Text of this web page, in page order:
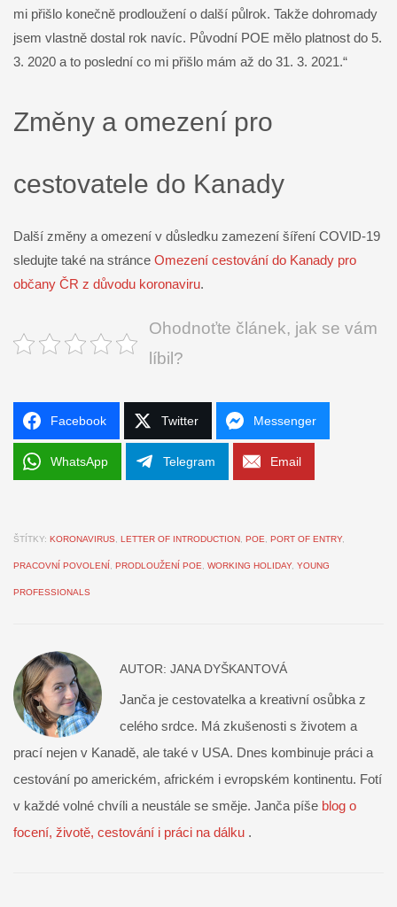
mi přišlo konečně prodloužení o další půlrok. Takže dohromady
jsem vlastně dostal rok navíc. Původní POE mělo platnost do 5.
3. 2020 a to poslední co mi přišlo mám až do 31. 3. 2021.“
Změny a omezení pro
cestovatele do Kanady
Další změny a omezení v důsledku zamezení šíření COVID-19
sledujte také na stránce Omezení cestování do Kanady pro
občany ČR z důvodu koronaviru.
Ohodnoťte článek, jak se vám
líbil?
Facebook Twitter Messenger
WhatsApp Telegram Email
ŠTÍTKY: KORONAVIRUS, LETTER OF INTRODUCTION, POE, PORT OF ENTRY,
PRACOVNÍ POVOLENÍ , PRODLOUŽENÍ POE, WORKING HOLIDAY, YOUNG
PROFESSIONALS
AUTOR: JANA DYŠKANTOVÁ
Janča je cestovatelka a kreativní osůbka z
celého srdce. Má zkušenosti s životem a
prací nejen v Kanadě, ale také v USA. Dnes kombinuje práci a
cestování po americkém, africkém i evropském kontinentu. Fotí
v každé volné chvíli a neustále se směje. Janča píše blog o
focení, životě, cestování i práci na dálku .